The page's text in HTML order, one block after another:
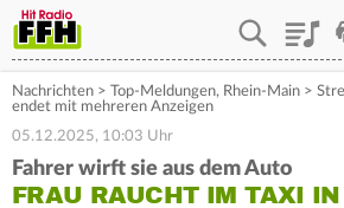
Playlist
Nachrichten > Top-Meldungen, Rhein-Main >
endet mit mehreren Anzeigen
05.12.2025, 10:03 Uhr
Fahrer wirft sie aus dem Auto
FRAU RAUCHT IM TAXI